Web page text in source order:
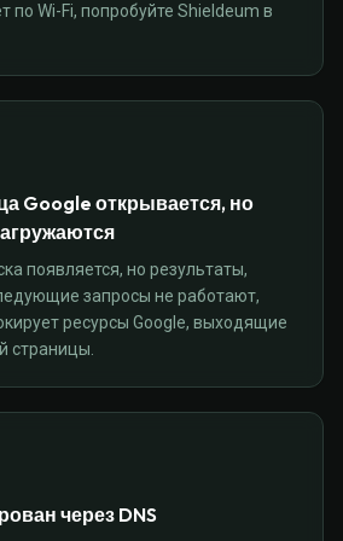
по Wi-Fi, попробуйте Shieldeum в
Google открывается, но
появляется, но результаты,
запросы не работают,
ресурсы Google, выходящие
страницы.
через DNS